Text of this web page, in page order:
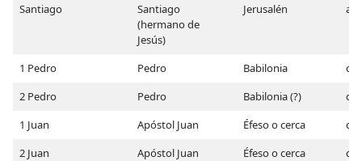
Santiago
Santiago
(hermano de
Jesús)
Jerusalén a.
1 Pedro Pedro Babilonia
c.
2 Pedro
Pedro Babilonia (?)
c.
1 Juan
Apóstol Juan Éfeso o cerca
c.
2 Juan
Apóstol Juan Éfeso o cerca
c.